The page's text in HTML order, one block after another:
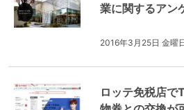
業に関するアン
2016年3月25日 金曜
ロッテ免税店で